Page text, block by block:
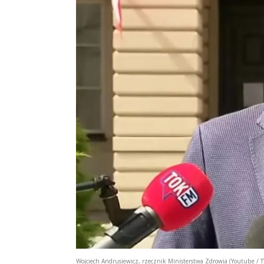
Wojciech Andrusiewicz, rzecznik Ministerstwa Zdrowia (Youtube /